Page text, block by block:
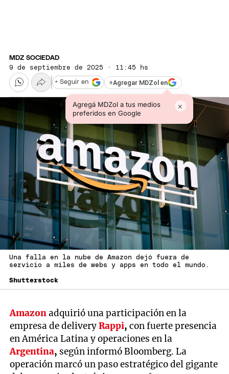
MDZ SOCIEDAD
9 de septiembre de 2025 · 11:45 hs
+Agregar MDZol en
Agregá MDZol a tus medios
preferidos en Google
×
+ Seguir en
Una falla en la nube de Amazon dejó fuera de
servicio a miles de webs y apps en todo el mundo.
Shutterstock
Amazonadquirió una participación en la
empresa de deliveryRappi, con fuerte presencia
en América Latina y operaciones en la
Argentina, según informó Bloomberg. La
operación marcó un paso estratégico del gigante